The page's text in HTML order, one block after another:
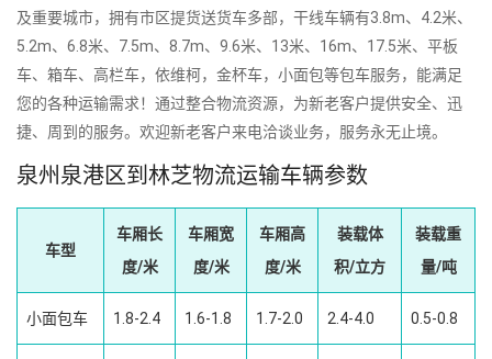
及重要城市，拥有市区提货送货车多部，干线车辆有3.8m、4.2米、
5.2m、6.8米、7.5m、8.7m、9.6米、13米、16m、17.5米、平板
车、箱车、高栏车，依维柯，金杯车，小面包等包车服务，能满足
您的各种运输需求！通过整合物流资源，为新老客户提供安全、迅
捷、周到的服务。欢迎新老客户来电洽谈业务，服务永无止境。
泉州泉港区到林芝物流运输车辆参数
车型
车厢长
度/米
车厢宽
度/米
车厢高
度/米
装载体
积/立方
装载重
量/吨
小面包车 1.8-2.4 1.6-1.8 1.7-2.0 2.4-4.0 0.5-0.8